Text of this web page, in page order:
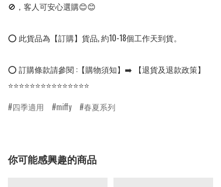
🚫，客人可安心選購😊😊
⭕ 此貨品為【訂購】貨品, 約10-18個工作天到貨。
⭕ 訂購條款請參閱 :【購物須知】➡️ 【退貨及退款政策】
⭐⭐⭐⭐⭐⭐⭐⭐⭐⭐⭐⭐⭐⭐⭐
四季適用
miffy 春夏系列
你可能感興趣的商品